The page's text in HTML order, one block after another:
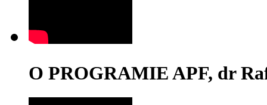
O PROGRAMIE APF, dr